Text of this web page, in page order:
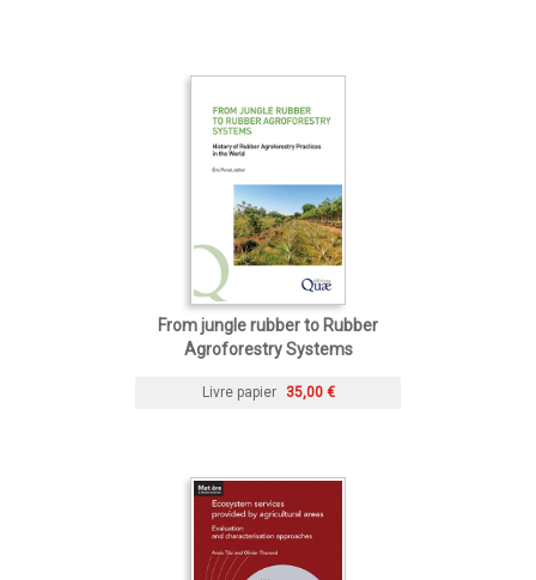
From jungle rubber to Rubber
Agroforestry Systems
Livre papier 35,00 €